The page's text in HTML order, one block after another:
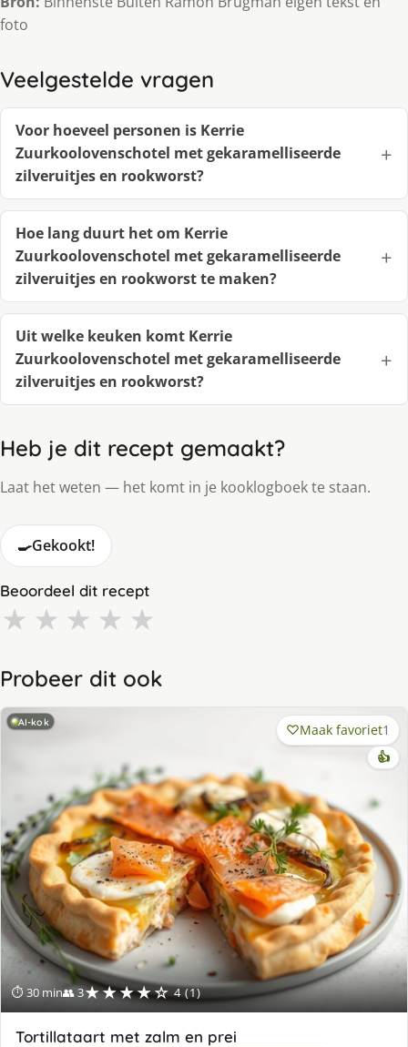
foto
Veelgestelde vragen
Voor hoeveel personen is Kerrie
Zuurkoolovenschotel met gekaramelliseerde
zilveruitjes en rookworst?
Hoe lang duurt het om Kerrie
Zuurkoolovenschotel met gekaramelliseerde
zilveruitjes en rookworst te maken?
Uit welke keuken komt Kerrie
Zuurkoolovenschotel met gekaramelliseerde
zilveruitjes en rookworst?
Heb je dit recept gemaakt?
Laat het weten — het komt in je kooklogboek te staan.
🍳Gekookt!
Beoordeel dit recept
★ ★ ★ ★ ★
Probeer dit ook
AI-kok
⏱ 30 min👥 3★★★★☆ 4 (1)
Maak favoriet1
👍
Tortillataart met zalm en prei